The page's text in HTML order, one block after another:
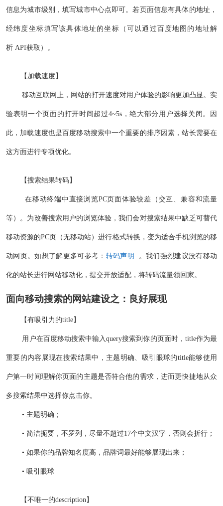
信息为城市级别，填写城市中心点即可。若页面信息有具体的地址，
经纬度坐标填写该具体地址的坐标（可以通过百度地图的地址解
析 API获取）。
【加载速度】
移动互联网上，网站的打开速度对用户体验的影响更加凸显。实
验表明一个页面的打开时间超过4~5s，绝大部分用户选择关闭。因
此，加载速度也是百度移动搜索中一个重要的排序因素，站长需要在
这方面进行专项优化。
【搜索结果转码】
在移动终端中直接浏览PC页面体验较差（交互、兼容和流量
等）。为改善搜索用户的浏览体验，我们会对搜索结果中缺乏可替代
移动资源的PC页（无移动站）进行格式转换，变为适合手机浏览的移
动网页。如想了解更多可参考： 转码声明 。我们强烈建议没有移动
化的站长进行网站移动化，提交开放适配，将转码流量领回家。
面向移动搜索的网站建设之：良好展现
【有吸引力的title】
用户在百度移动搜索中输入query搜索到你的页面时，title作为最
重要的内容展现在搜索结果中，主题明确、吸引眼球的title能够使用
户第一时间理解你页面的主题是否符合他的需求，进而更快捷地从众
多搜索结果中选择你点击你。
• 主题明确；
• 简洁扼要，不罗列，尽量不超过17个中文汉字，否则会折行；
• 如果你的品牌知名度高，品牌词最好能够展现出来；
• 吸引眼球
【不唯一的description】